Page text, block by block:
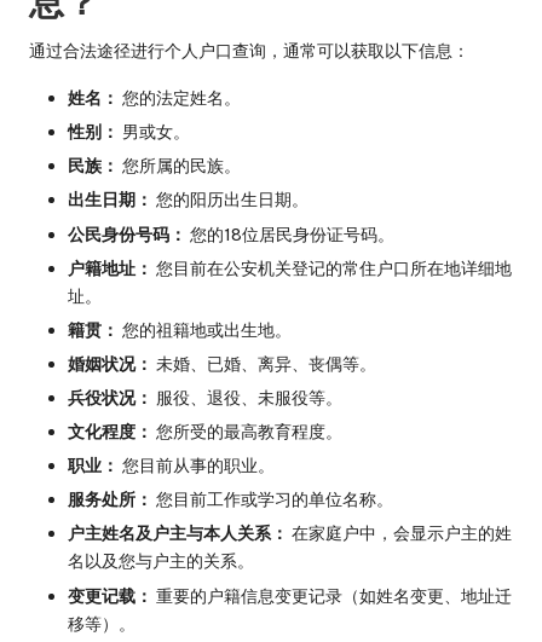
通过合法途径进行个人户口查询，通常可以获取以下信息：
姓名： 您的法定姓名。
性别： 男或女。
民族： 您所属的民族。
出生日期： 您的阳历出生日期。
公民身份号码： 您的18位居民身份证号码。
户籍地址： 您目前在公安机关登记的常住户口所在地详细地
址。
籍贯： 您的祖籍地或出生地。
婚姻状况： 未婚、已婚、离异、丧偶等。
兵役状况： 服役、退役、未服役等。
文化程度： 您所受的最高教育程度。
职业： 您目前从事的职业。
服务处所： 您目前工作或学习的单位名称。
户主姓名及户主与本人关系： 在家庭户中，会显示户主的姓
名以及您与户主的关系。
变更记载： 重要的户籍信息变更记录（如姓名变更、地址迁
移等）。